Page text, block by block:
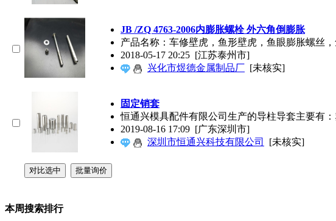
JB /ZQ 4763-2006内膨胀螺栓 外六角倒膨胀
产品名称：车修壁虎，鱼形壁虎，鱼眼膨胀螺丝
2018-05-17 20:25 [江苏泰州市]
兴化市煜德金属制品厂 [未核实]
固定销套
恒通兴模具配件有限公司生产的导柱导套主要有
2019-08-16 17:09 [广东深圳市]
深圳市恒通兴科技有限公司
[未核实]
本周搜索排行